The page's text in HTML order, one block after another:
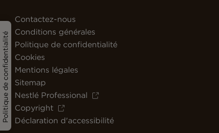
Politique de confidentialité
Contactez-nous
Conditions générales
Politique de confidentialité
Cookies
Mentions légales
Sitemap
Nestlé Professional
Copyright
Déclaration d'accessibilité